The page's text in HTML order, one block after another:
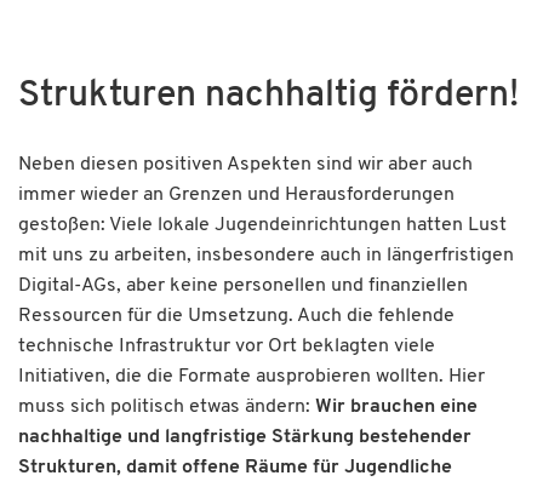
Strukturen nachhaltig fördern!
Neben diesen positiven Aspekten sind wir aber auch
immer wieder an Grenzen und Herausforderungen
gestoßen: Viele lokale Jugendeinrichtungen hatten Lust
mit uns zu arbeiten, insbesondere auch in längerfristigen
Digital-AGs, aber keine personellen und finanziellen
Ressourcen für die Umsetzung. Auch die fehlende
technische Infrastruktur vor Ort beklagten viele
Initiativen, die die Formate ausprobieren wollten. Hier
muss sich politisch etwas ändern: Wir brauchen eine
nachhaltige und langfristige Stärkung bestehender
Strukturen, damit offene Räume für Jugendliche